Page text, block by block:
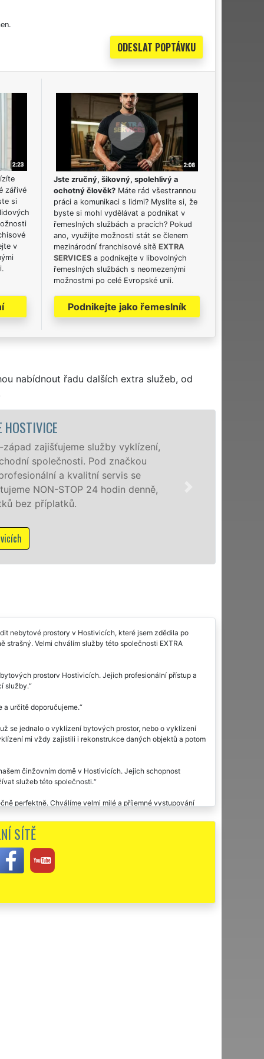
zářivé
si
v
Jste zručný, šikovný, spolehlivý a
ochotný člověk? Máte rád všestrannou
práci a komunikaci s lidmi? Myslíte si, že
byste si mohl vydělávat a podnikat v
řemeslných službách a pracích? Pokud
ano, využijte možnosti stát se členem
mezinárodní franchisové sítě EXTRA
SERVICES a podnikejte v libovolných
řemeslných službách s neomezenými
možnostmi po celé Evropské unii.
Podnikejte jako řemeslník
nabídnout řadu dalších extra služeb, od
Společnost EXTRA VYKLÍZENÍ
poboček levné, přesto kvalitní a
a okolí. Poskytujeme tuto službu jak
zárukou kvalitně odvedené práce, a to
nebytové prostory v Hostivicích, které jsem zdědila po
Velmi chválím služby této společnosti EXTRA
prostorv Hostivicích. Jejich profesionální přístup a
služby.
určitě doporučujeme.
se jednalo o vyklízení bytových prostor, nebo o vyklízení
mi vždy zajistili i rekonstrukce daných objektů a potom
činžovním domě v Hostivicích. Jejich schopnost
služeb této společnosti.
perfektně. Chválíme velmi milé a příjemné vystupování
SÍTĚ